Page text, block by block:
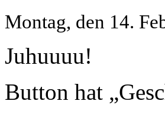
Montag, den 14.
Juhuuuu!
Button hat